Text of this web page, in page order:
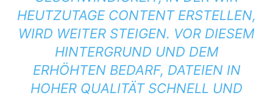
HEUTZUTAGE CONTENT ERSTELLEN,
WIRD WEITER STEIGEN. VOR DIESEM
HINTERGRUND UND DEM
ERHÖHTEN BEDARF, DATEIEN IN
HOHER QUALITÄT SCHNELL UND